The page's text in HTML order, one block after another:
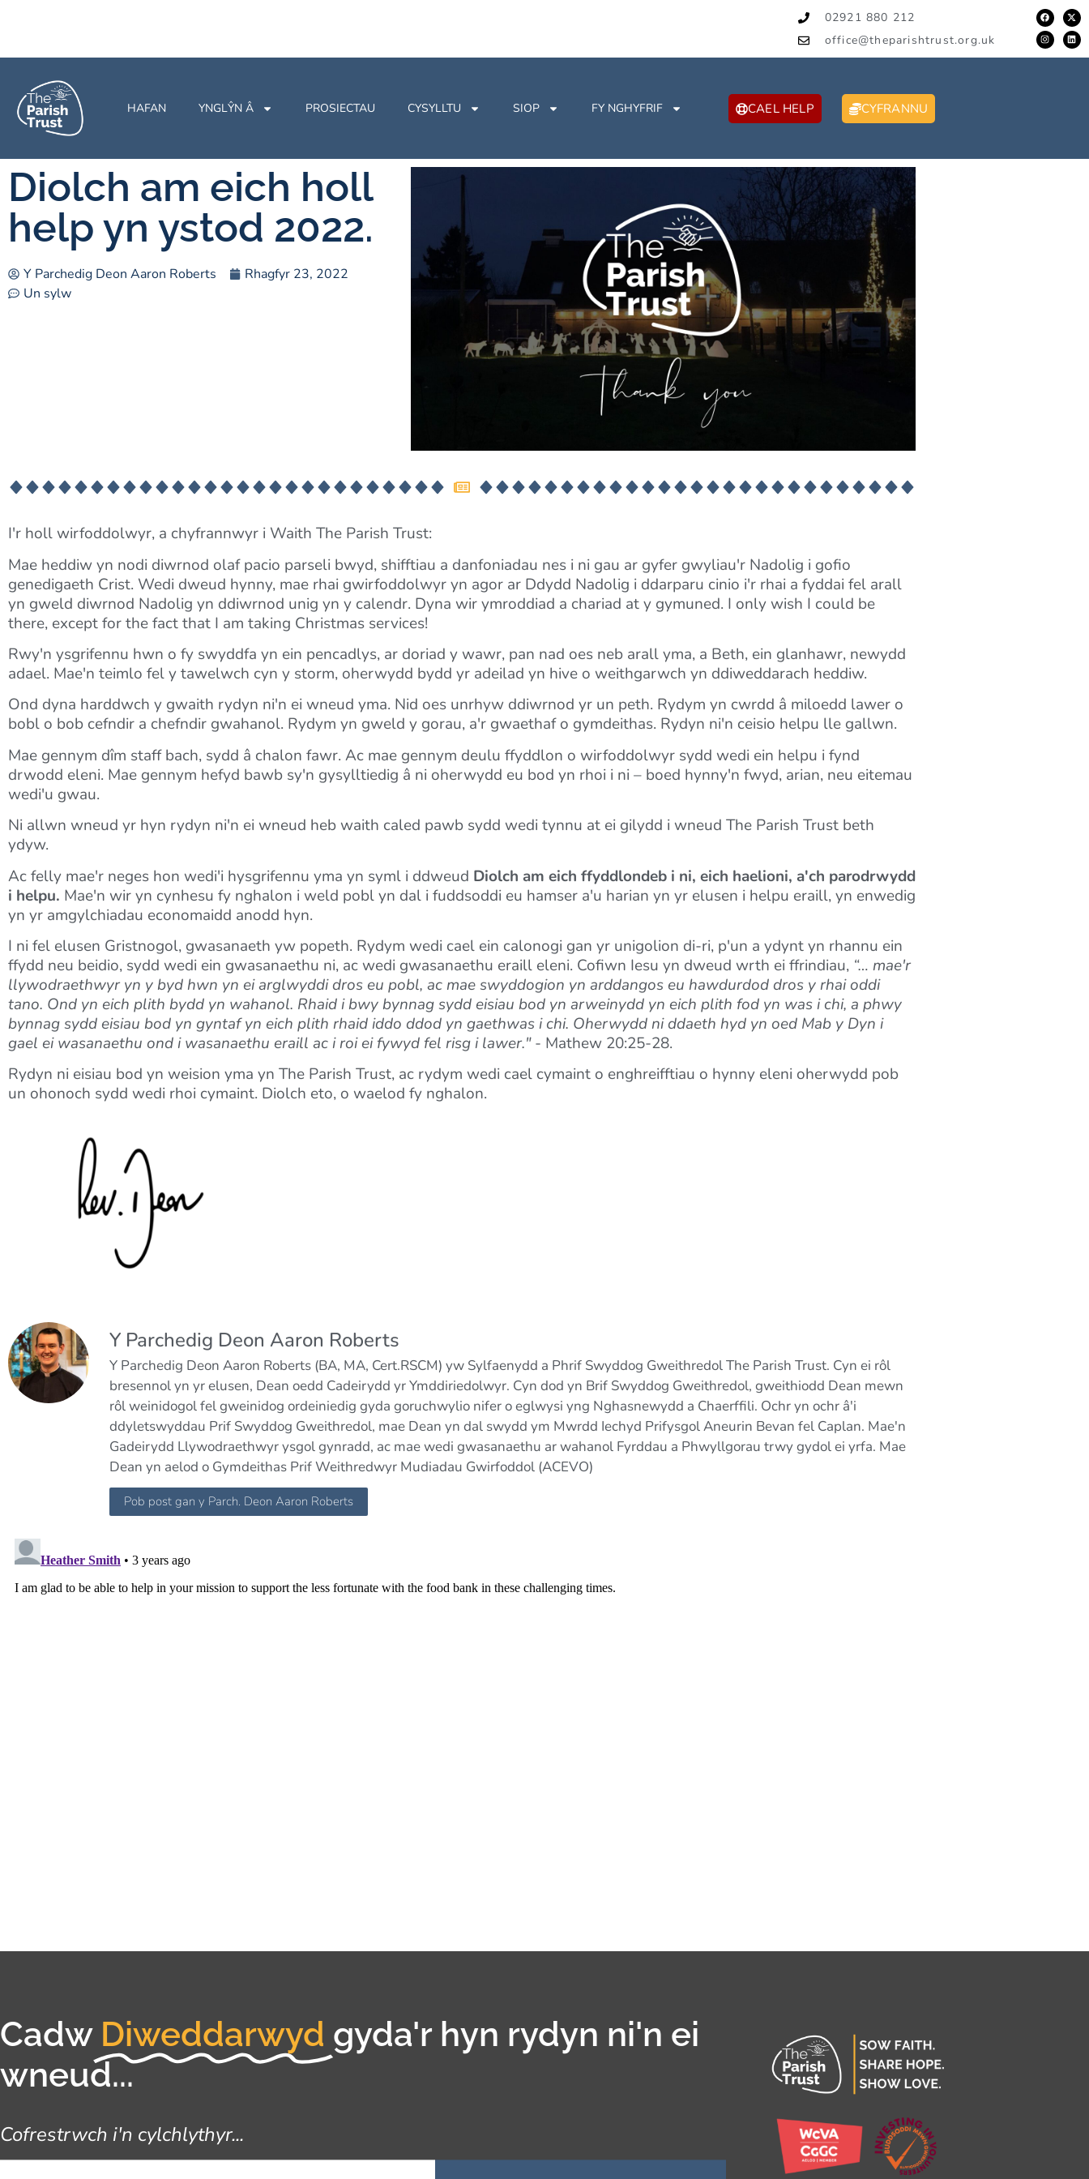
02921 880 212
office@theparishtrust.org.uk
HAFAN YNGLŶN Â PROSIECTAU CYSYLLTU SIOP FY NGHYFRIF CAEL HELP CYFRANNU
Diolch am eich holl
help yn ystod 2022.
Y Parchedig Deon Aaron Roberts
Rhagfyr 23, 2022
Un sylw
I'r holl wirfoddolwyr, a chyfrannwyr i Waith The Parish Trust:
Mae heddiw yn nodi diwrnod olaf pacio parseli bwyd, shifftiau a danfoniadau nes i ni gau ar gyfer gwyliau'r Nadolig i gofio
genedigaeth Crist. Wedi dweud hynny, mae rhai gwirfoddolwyr yn agor ar Ddydd Nadolig i ddarparu cinio i'r rhai a fyddai fel arall
yn gweld diwrnod Nadolig yn ddiwrnod unig yn y calendr. Dyna wir ymroddiad a chariad at y gymuned. I only wish I could be
there, except for the fact that I am taking Christmas services!
Rwy'n ysgrifennu hwn o fy swyddfa yn ein pencadlys, ar doriad y wawr, pan nad oes neb arall yma, a Beth, ein glanhawr, newydd
adael. Mae'n teimlo fel y tawelwch cyn y storm, oherwydd bydd yr adeilad yn hive o weithgarwch yn ddiweddarach heddiw.
Ond dyna harddwch y gwaith rydyn ni'n ei wneud yma. Nid oes unrhyw ddiwrnod yr un peth. Rydym yn cwrdd â miloedd lawer o
bobl o bob cefndir a chefndir gwahanol. Rydym yn gweld y gorau, a'r gwaethaf o gymdeithas. Rydyn ni'n ceisio helpu lle gallwn.
Mae gennym dîm staff bach, sydd â chalon fawr. Ac mae gennym deulu ffyddlon o wirfoddolwyr sydd wedi ein helpu i fynd
drwodd eleni. Mae gennym hefyd bawb sy'n gysylltiedig â ni oherwydd eu bod yn rhoi i ni – boed hynny'n fwyd, arian, neu eitemau
wedi'u gwau.
Ni allwn wneud yr hyn rydyn ni'n ei wneud heb waith caled pawb sydd wedi tynnu at ei gilydd i wneud The Parish Trust beth
ydyw.
Ac felly mae'r neges hon wedi'i hysgrifennu yma yn syml i ddweud Diolch am eich ffyddlondeb i ni, eich haelioni, a'ch parodrwydd
i helpu. Mae'n wir yn cynhesu fy nghalon i weld pobl yn dal i fuddsoddi eu hamser a'u harian yn yr elusen i helpu eraill, yn enwedig
yn yr amgylchiadau economaidd anodd hyn.
I ni fel elusen Gristnogol, gwasanaeth yw popeth. Rydym wedi cael ein calonogi gan yr unigolion di-ri, p'un a ydynt yn rhannu ein
ffydd neu beidio, sydd wedi ein gwasanaethu ni, ac wedi gwasanaethu eraill eleni. Cofiwn Iesu yn dweud wrth ei ffrindiau, “… mae'r
llywodraethwyr yn y byd hwn yn ei arglwyddi dros eu pobl, ac mae swyddogion yn arddangos eu hawdurdod dros y rhai oddi
tano. Ond yn eich plith bydd yn wahanol. Rhaid i bwy bynnag sydd eisiau bod yn arweinydd yn eich plith fod yn was i chi, a phwy
bynnag sydd eisiau bod yn gyntaf yn eich plith rhaid iddo ddod yn gaethwas i chi. Oherwydd ni ddaeth hyd yn oed Mab y Dyn i
gael ei wasanaethu ond i wasanaethu eraill ac i roi ei fywyd fel risg i lawer."- Mathew 20:25-28.
Rydyn ni eisiau bod yn weision yma yn The Parish Trust, ac rydym wedi cael cymaint o enghreifftiau o hynny eleni oherwydd pob
un ohonoch sydd wedi rhoi cymaint. Diolch eto, o waelod fy nghalon.
Y Parchedig Deon Aaron Roberts
Y Parchedig Deon Aaron Roberts (BA, MA, Cert.RSCM) yw Sylfaenydd a Phrif Swyddog Gweithredol The Parish Trust. Cyn ei rôl
bresennol yn yr elusen, Dean oedd Cadeirydd yr Ymddiriedolwyr. Cyn dod yn Brif Swyddog Gweithredol, gweithiodd Dean mewn
rôl weinidogol fel gweinidog ordeiniedig gyda goruchwylio nifer o eglwysi yng Nghasnewydd a Chaerffili. Ochr yn ochr â'i
ddyletswyddau Prif Swyddog Gweithredol, mae Dean yn dal swydd ym Mwrdd Iechyd Prifysgol Aneurin Bevan fel Caplan. Mae'n
Gadeirydd Llywodraethwyr ysgol gynradd, ac mae wedi gwasanaethu ar wahanol Fyrddau a Phwyllgorau trwy gydol ei yrfa. Mae
Dean yn aelod o Gymdeithas Prif Weithredwyr Mudiadau Gwirfoddol (ACEVO)
Pob post gan y Parch. Deon Aaron Roberts
Cadw Diweddarwyd gyda'r hyn rydyn ni'n ei
wneud...
Cofrestrwch i'n cylchlythyr...